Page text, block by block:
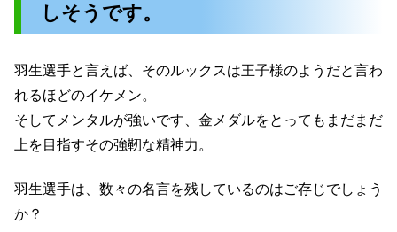
しそうです。
羽生選手と言えば、そのルックスは王子様のようだと言わ
れるほどのイケメン。
そしてメンタルが強いです、金メダルをとってもまだまだ
上を目指すその強靭な精神力。
羽生選手は、数々の名言を残しているのはご存じでしょう
か？